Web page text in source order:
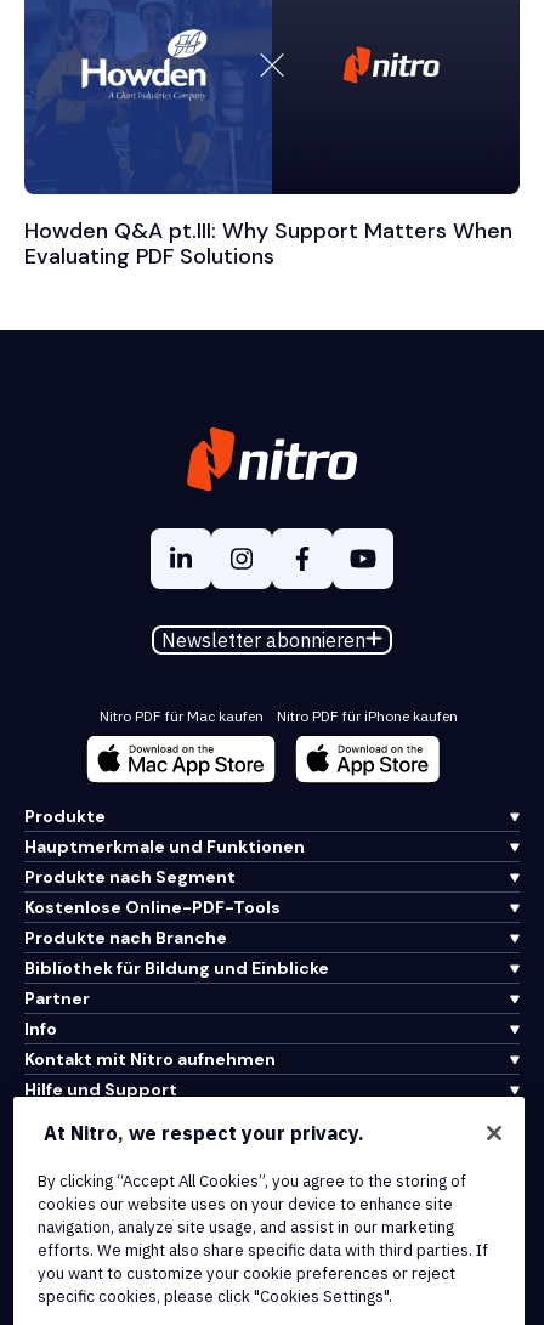
Howden Q&A pt.III: Why Support Matters When
Evaluating PDF Solutions
Newsletter abonnieren
Nitro PDF für Mac kaufen Nitro PDF für iPhone kaufen
Produkte
Hauptmerkmale und Funktionen
Produkte nach Segment
Kostenlose Online-PDF-Tools
Produkte nach Branche
Bibliothek für Bildung und Einblicke
Partner
Info
Kontakt mit Nitro aufnehmen
Hilfe und Support
Nutzungsbedingungen
Cookie-Richtlinie
Copyright-Richtlinie
Alle Bedingungen und Richtlinien
At Nitro, we respect your privacy.
By clicking “Accept All Cookies”, you agree to the storing of
cookies our website uses on your device to enhance site
navigation, analyze site usage, and assist in our marketing
efforts. We might also share specific data with third parties. If
you want to customize your cookie preferences or reject
specific cookies, please click "Cookies Settings".